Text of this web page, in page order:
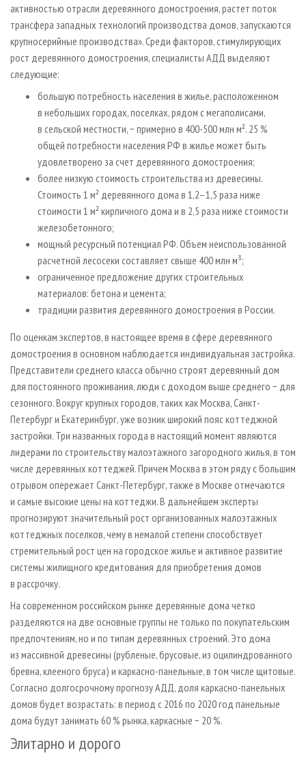
активностью отрасли деревянного домостроения, растет поток
трансфера западных технологий производства домов, запускаются
крупносерийные производства». Среди факторов, стимулирующих
рост деревянного домостроения, специалисты АДД выделяют
следующие:
большую потребность населения в жилье, расположенном
в небольших городах, поселках, рядом с мегаполисами,
в сельской местности, − примерно в 400-500 млн м². 25 %
общей потребности населения РФ в жилье может быть
удовлетворено за счет деревянного домостроения;
более низкую стоимость строительства из древесины.
Стоимость 1 м² деревянного дома в 1,2–1,5 раза ниже
стоимости 1 м² кирпичного дома и в 2,5 раза ниже стоимости
железобетонного;
мощный ресурсный потенциал РФ. Объем неиспользованной
расчетной лесосеки составляет свыше 400 млн м³;
ограниченное предложение других строительных
материалов: бетона и цемента;
традиции развития деревянного домостроения в России.
По оценкам экспертов, в настоящее время в сфере деревянного
домостроения в основном наблюдается индивидуальная застройка.
Представители среднего класса обычно строят деревянный дом
для постоянного проживания, люди с доходом выше среднего − для
сезонного. Вокруг крупных городов, таких как Москва, Санкт-
Петербург и Екатеринбург, уже возник широкий пояс коттеджной
застройки. Три названных города в настоящий момент являются
лидерами по строительству малоэтажного загородного жилья, в том
числе деревянных коттеджей. Причем Москва в этом ряду с большим
отрывом опережает Санкт-Петербург, также в Москве отмечаются
и самые высокие цены на коттеджи. В дальнейшем эксперты
прогнозируют значительный рост организованных малоэтажных
коттеджных поселков, чему в немалой степени способствует
стремительный рост цен на городское жилье и активное развитие
системы жилищного кредитования для приобретения домов
в рассрочку.
На современном российском рынке деревянные дома четко
разделяются на две основные группы не только по покупательским
предпочтениям, но и по типам деревянных строений. Это дома
из массивной древесины (рубленые, брусовые, из оцилиндрованного
бревна, клееного бруса) и каркасно-панельные, в том числе щитовые.
Согласно долгосрочному прогнозу АДД, доля каркасно-панельных
домов будет возрастать: в период с 2016 по 2020 год панельные
дома будут занимать 60 % рынка, каркасные − 20 %.
Элитарно и дорого